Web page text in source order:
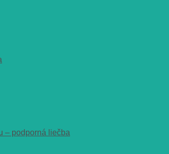
– podporná liečba